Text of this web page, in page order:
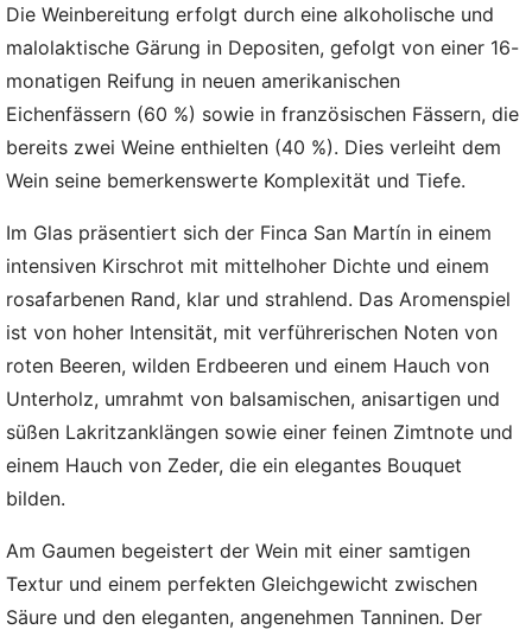
Die Weinbereitung erfolgt durch eine alkoholische und
malolaktische Gärung in Depositen, gefolgt von einer 16-
monatigen Reifung in neuen amerikanischen
Eichenfässern (60 %) sowie in französischen Fässern, die
bereits zwei Weine enthielten (40 %). Dies verleiht dem
Wein seine bemerkenswerte Komplexität und Tiefe.
Im Glas präsentiert sich der Finca San Martín in einem
intensiven Kirschrot mit mittelhoher Dichte und einem
rosafarbenen Rand, klar und strahlend. Das Aromenspiel
ist von hoher Intensität, mit verführerischen Noten von
roten Beeren, wilden Erdbeeren und einem Hauch von
Unterholz, umrahmt von balsamischen, anisartigen und
süßen Lakritzanklängen sowie einer feinen Zimtnote und
einem Hauch von Zeder, die ein elegantes Bouquet
bilden.
Am Gaumen begeistert der Wein mit einer samtigen
Textur und einem perfekten Gleichgewicht zwischen
Säure und den eleganten, angenehmen Tanninen. Der